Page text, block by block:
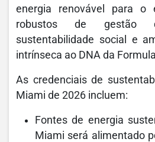
energia renovável para o
robustos de gestão
sustentabilidade social e
intrínseca ao DNA da
As credenciais de
Miami de 2026 incluem:
Fontes de energia
Miami será alimentado